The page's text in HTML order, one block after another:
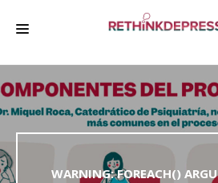
QUIÉNES SOMOS
ACERCA DE LA DEPRESIÓN
BIENESTAR
WARNING: FOREACH()